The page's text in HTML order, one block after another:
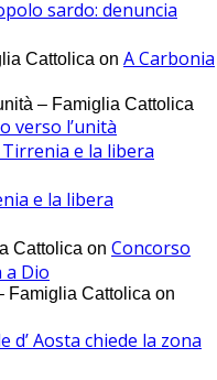
sardo: denuncia
Cattolica on A Carbonia
– Famiglia Cattolica
verso l’unità
e la libera
e la libera
Cattolica on Concorso
a Dio
Famiglia Cattolica on
d’ Aosta chiede la zona